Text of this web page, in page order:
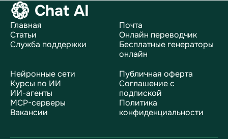
Chat AI
Главная
Статьи
Служба поддержки
Почта
Онлайн переводчик
Бесплатные генераторы
онлайн
Нейронные сети
Курсы по ИИ
ИИ-агенты
MCP-серверы
Вакансии
Публичная оферта
Соглашение с
подпиской
Политика
конфиденциальности